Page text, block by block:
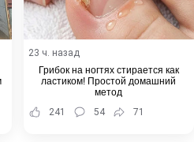
23 ч. назад
Грибок на ногтях стирается как
ластиком! Простой домашний
метод
241
54 71